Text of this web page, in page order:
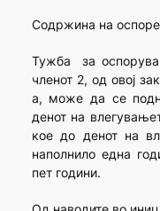
Содржина на
Тужба за
членот 2, од овој
а, може да се
денот на
кое до денот на
наполнило една
пет години.